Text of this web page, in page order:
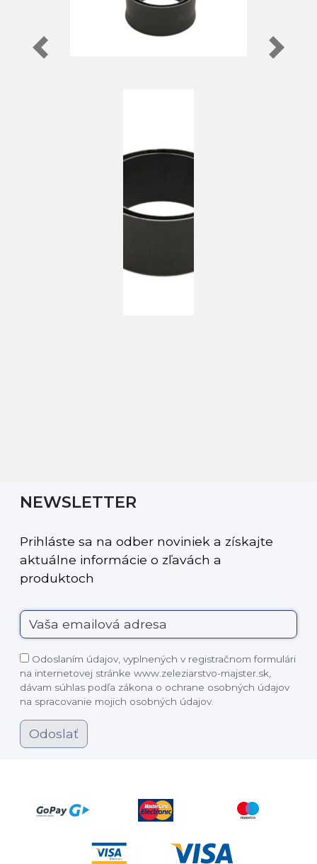
NEWSLETTER
Prihláste sa na odber noviniek a získajte
aktuálne informácie o zľavách a
produktoch
Odoslaním údajov, vyplnených v registračnom formulári
na internetovej stránke www.zeleziarstvo-majster.sk,
dávam súhlas podľa zákona o ochrane osobných údajov
na spracovanie mojich osobných údajov.
Odoslať